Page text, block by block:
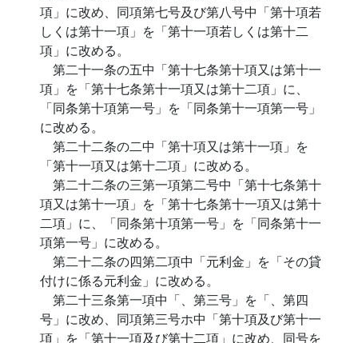
項」に改め、同項第七号及び第八号中「第十項若
しくは第十一項」を「第十一項若しくは第十二
項」に改める。
第二十一条の五中「第十七条第十項又は第十一
項」を「第十七条第十一項又は第十二項」に、
「同条第十項第一号」を「同条第十一項第一号」
に改める。
第二十二条の二中「第十項又は第十一項」を
「第十一項又は第十二項」に改める。
第二十二条の三第一項第二号中「第十七条第十
項又は第十一項」を「第十七条第十一項又は第十
二項」に、「同条第十項第一号」を「同条第十一
項第一号」に改める。
第二十二条の四第二項中「元利金」を「その貸
付けに係る元利金」に改める。
第二十三条第一項中「、第三号」を「、第四
号」に改め、同項第三号ホ中「第十項及び第十一
項」を「第十一項及び第十二項」に改め、同号を